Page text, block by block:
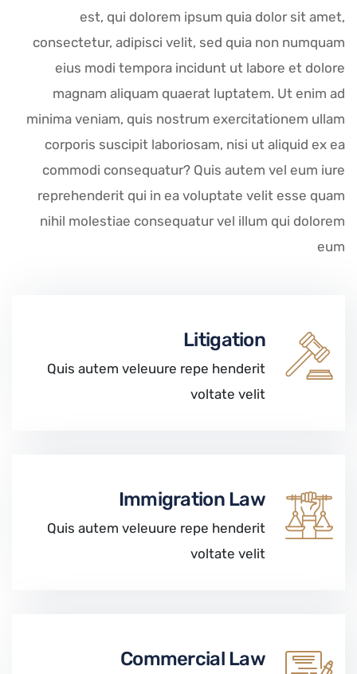
est, qui dolorem ipsum quia dolor sit amet,
consectetur, adipisci velit, sed quia non numquam
eius modi tempora incidunt ut labore et dolore
magnam aliquam quaerat luptatem. Ut enim ad
minima veniam, quis nostrum exercitationem ullam
corporis suscipit laboriosam, nisi ut aliquid ex ea
commodi consequatur? Quis autem vel eum iure
reprehenderit qui in ea voluptate velit esse quam
nihil molestiae consequatur vel illum qui dolorem
eum
Litigation
Quis autem veleuure repe henderit
voltate velit
Immigration Law
Quis autem veleuure repe henderit
voltate velit
Commercial Law